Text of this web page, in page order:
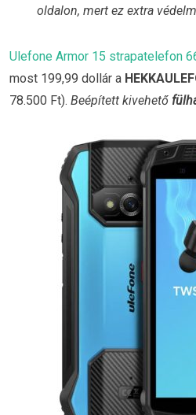
oldalon, mert ez extra
Ulefone Armor 15 strapatelefon
most 199,99 dollár a
78.500 Ft). Beépített kivehető